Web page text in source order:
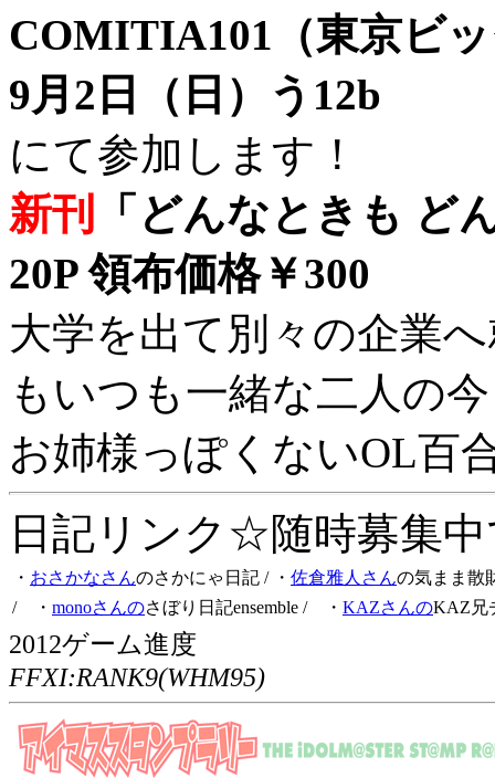
COMITIA101（東京ビ
9月2日（日）う12b
にて参加します！
新刊
「どんなときも ど
20P 領布価格￥300
大学を出て別々の企業
もいつも一緒な二人の
お姉様っぽくないOL百
日記リンク☆随時募集
・ おさかなさんのさかにゃ日記 / ・ 佐倉雅人さんの気まま散
/ ・ monoさんのさぼり日記ensemble / ・ KAZさんのKAZ兄
2012ゲーム進度
FFXI:RANK9(WHM95)